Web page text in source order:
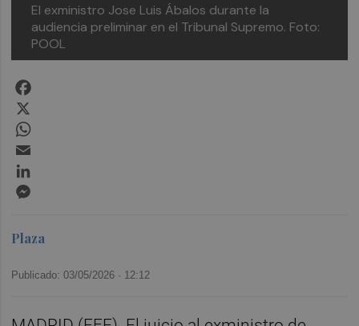
El exministro Jose Luis Ábalos durante la
audiencia preliminar en el Tribunal Supremo. Foto:
POOL
Plaza
Publicado: 03/05/2026 · 12:12